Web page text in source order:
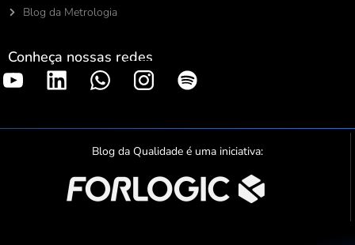
Blog da Metrologia
Conheça nossas redes
S
o
t
f
y
Blog da Qualidade é uma iniciativa: